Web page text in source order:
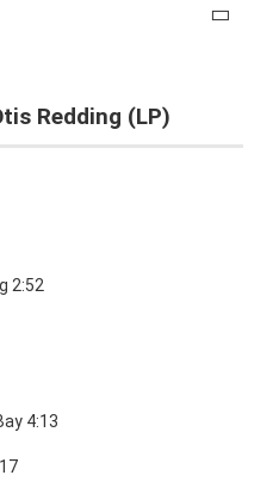
Redding (LP)
2:52
4:13